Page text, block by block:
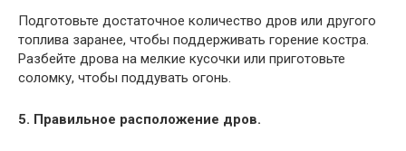
Подготовьте достаточное количество дров или другого
топлива заранее, чтобы поддерживать горение костра.
Разбейте дрова на мелкие кусочки или приготовьте
соломку, чтобы поддувать огонь.
5. Правильное расположение дров.